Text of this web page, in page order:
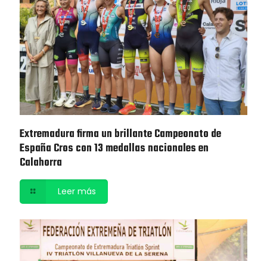
Extremadura firma un brillante Campeonato de
España Cros con 13 medallas nacionales en
Calahorra
Leer más